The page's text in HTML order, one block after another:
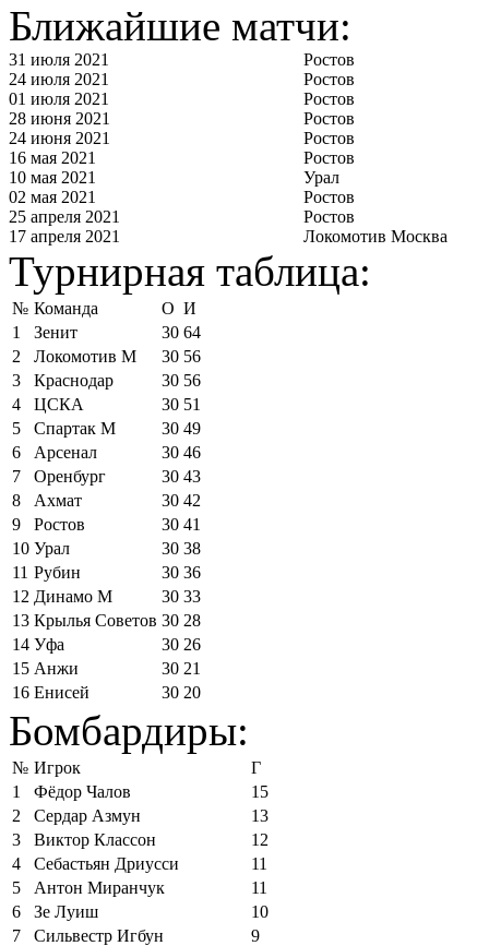
Ближайшие матчи:
31 июля 2021
Ростов
24 июля 2021
Ростов
01 июля 2021
Ростов
28 июня 2021
Ростов
24 июня 2021
Ростов
16 мая 2021
Ростов
10 мая 2021
Урал
02 мая 2021
Ростов
25 апреля 2021
Ростов
17 апреля 2021
Локомотив Москва
Турнирная таблица:
№ Команда О И
1
Зенит 30 64
2
Локомотив М 30 56
3
Краснодар 30 56
4
ЦСКА 30 51
5
Спартак М 30 49
6
Арсенал 30 46
7
Оренбург 30 43
8
Ахмат 30 42
9
Ростов 30 41
10 Урал 30 38
11 Рубин 30 36
12 Динамо М 30 33
13 Крылья Советов 30 28
14 Уфа 30 26
15 Анжи 30 21
16 Енисей 30 20
Бомбардиры:
№ Игрок
Г
1
Фёдор Чалов
15
2
Сердар Азмун
13
3
Виктор Классон
12
4
Себастьян Дриусси
11
5
Антон Миранчук
11
6
Зе Луиш
10
7
Сильвестр Игбун
9